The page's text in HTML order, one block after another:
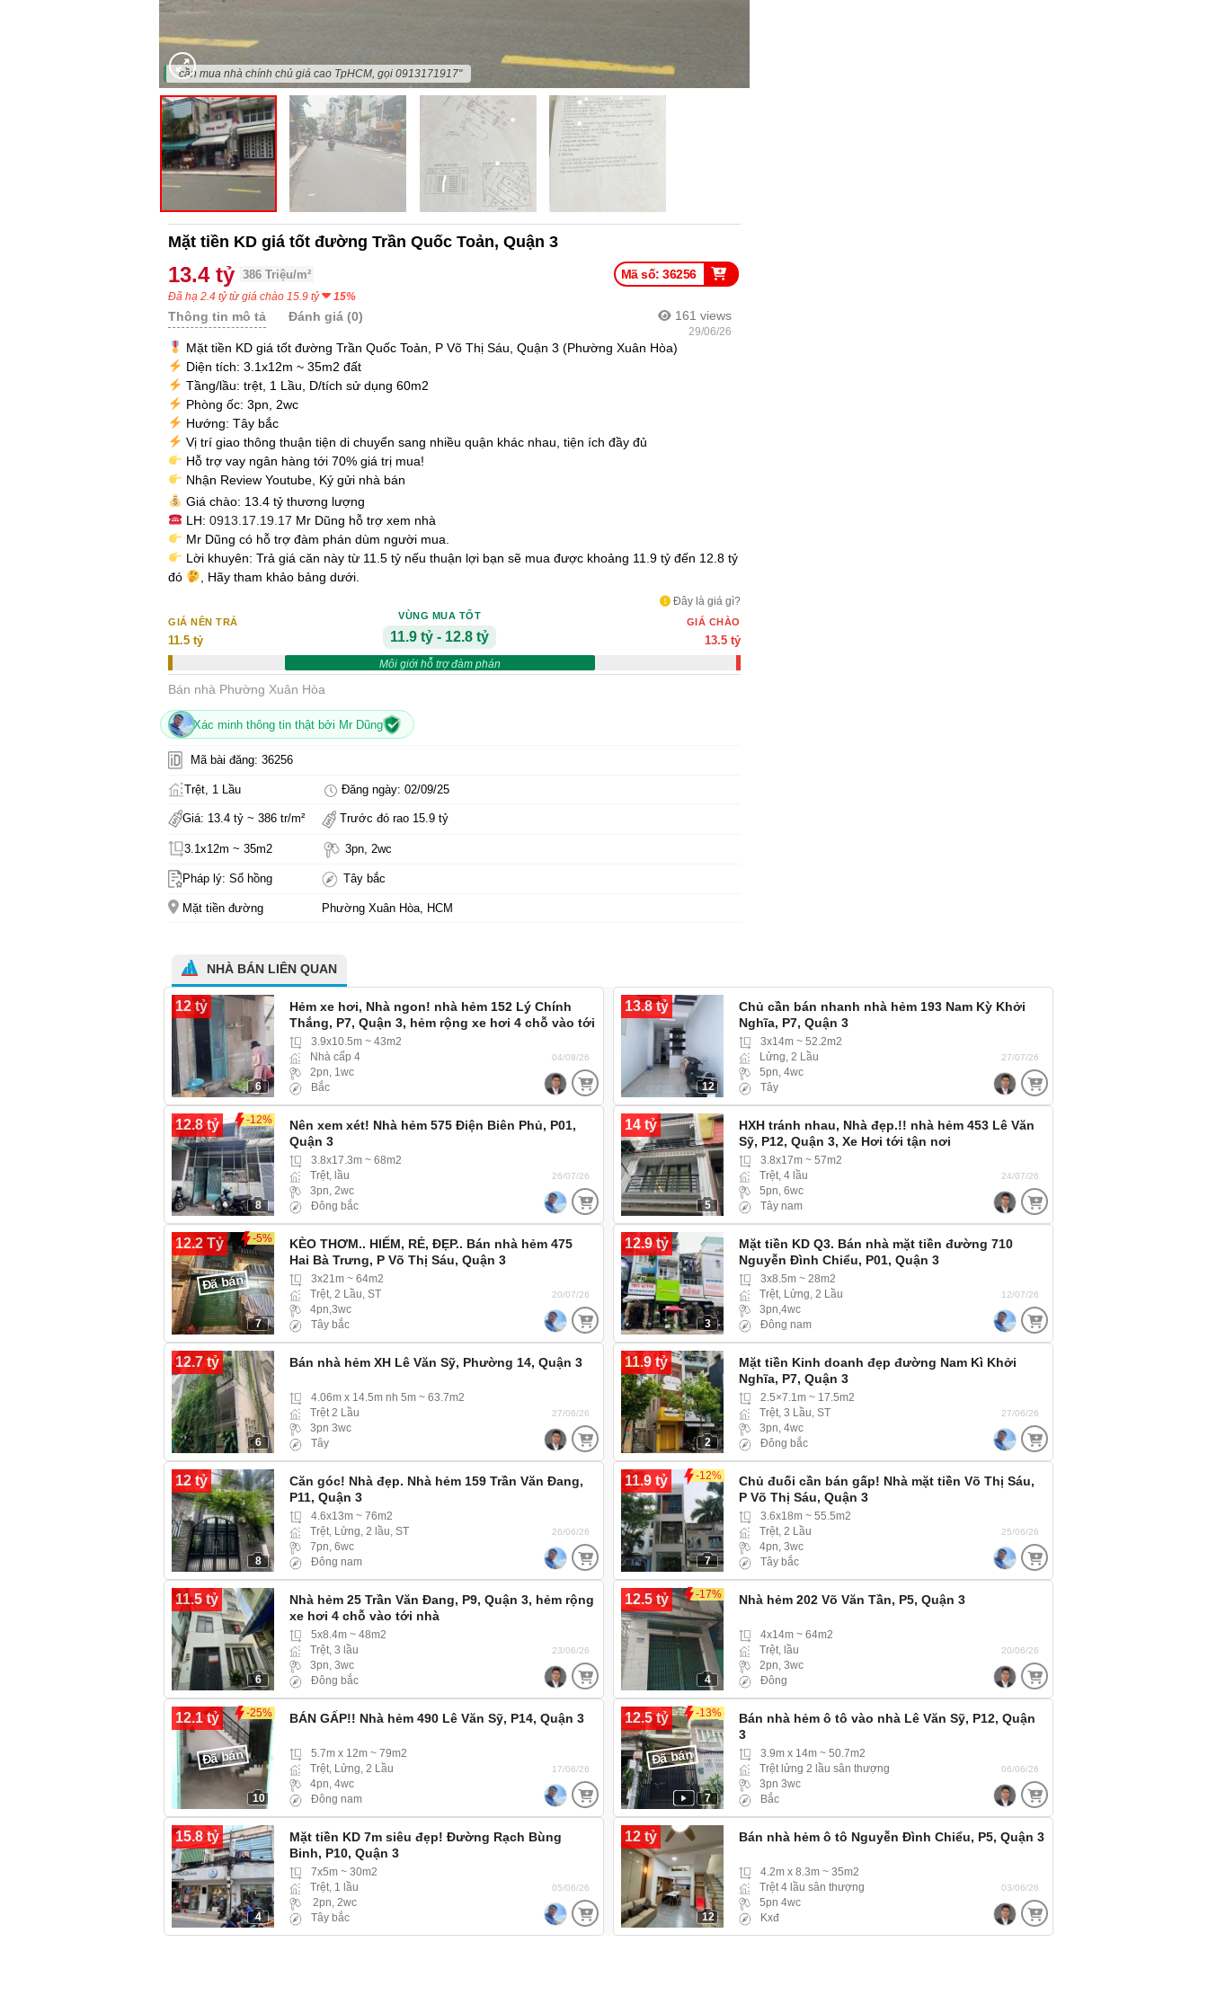
"cần mua nhà chính chủ giá cao TpHCM, gọi 0913171917"
Mặt tiền KD giá tốt đường Trần Quốc Toản, Quận 3
Mã số: 36256
13.4 tỷ 386 Triệu/m²
Đã hạ 2.4 tỷ từ giá chào 15.9 tỷ 15%
161 views
29/06/26
Thông tin mô tả Đánh giá (0)
Mặt tiền KD giá tốt đường Trần Quốc Toản, P Võ Thị Sáu, Quận 3 (Phường Xuân Hòa)
Diện tích: 3.1x12m ~ 35m2 đất
Tầng/lầu: trệt, 1 Lầu, D/tích sử dụng 60m2
Phòng ốc: 3pn, 2wc
Hướng: Tây bắc
Vị trí giao thông thuận tiện di chuyển sang nhiều quận khác nhau, tiện ích đầy đủ
Hỗ trợ vay ngân hàng tới 70% giá trị mua!
Nhận Review Youtube, Ký gửi nhà bán
Giá chào: 13.4 tỷ thương lượng
LH: 0913.17.19.17 Mr Dũng hỗ trợ xem nhà
Mr Dũng có hỗ trợ đàm phán dùm người mua.
Lời khuyên: Trả giá căn này từ 11.5 tỷ nếu thuận lợi bạn sẽ mua được khoảng 11.9 tỷ đến 12.8 tỷ
đó
, Hãy tham khảo bảng dưới.
Đây là giá gì?
GIÁ NÊN TRẢ
11.5 tỷ
VÙNG MUA TỐT
11.9 tỷ - 12.8 tỷ
Môi giới hỗ trợ đàm phán
GIÁ CHÀO
13.5 tỷ
Bán nhà Phường Xuân Hòa
Xác minh thông tin thật bởi Mr Dũng
Mã bài đăng: 36256
Trệt, 1 Lầu Đăng ngày: 02/09/25
Giá: 13.4 tỷ ~ 386 tr/m² Trước đó rao 15.9 tỷ
3.1x12m ~ 35m2 3pn, 2wc
Pháp lý: Sổ hồng Tây bắc
Mặt tiền đường Phường Xuân Hòa, HCM
NHÀ BÁN LIÊN QUAN
12 tỷ
6
Hẻm xe hơi, Nhà ngon! nhà hẻm 152 Lý Chính
Thắng, P7, Quận 3, hẻm rộng xe hơi 4 chỗ vào tới
nhà3.9x10.5m ~ 43m2
Nhà cấp 4
2pn, 1wc
Bắc
04/08/26
13.8 tỷ
12
Chủ cần bán nhanh nhà hẻm 193 Nam Kỳ Khởi
Nghĩa, P7, Quận 3
3x14m ~ 52.2m2
Lửng, 2 Lầu
5pn, 4wc
Tây
27/07/26
12.8 tỷ -12%
8
Nên xem xét! Nhà hẻm 575 Điện Biên Phủ, P01,
Quận 3
3.8x17.3m ~ 68m2
Trệt, lầu
3pn, 2wc
Đông bắc
26/07/26
14 tỷ
5
HXH tránh nhau, Nhà đẹp.!! nhà hẻm 453 Lê Văn
Sỹ, P12, Quận 3, Xe Hơi tới tận nơi
3.8x17m ~ 57m2
Trệt, 4 lầu
5pn, 6wc
Tây nam
24/07/26
12.2 Tỷ -5%
7
Đã bán
KÈO THƠM.. HIẾM, RẺ, ĐẸP.. Bán nhà hẻm 475
Hai Bà Trưng, P Võ Thị Sáu, Quận 3
3x21m ~ 64m2
Trệt, 2 Lầu, ST
4pn,3wc
Tây bắc
20/07/26
12.9 tỷ
3
Mặt tiền KD Q3. Bán nhà mặt tiền đường 710
Nguyễn Đình Chiểu, P01, Quận 3
3x8.5m ~ 28m2
Trệt, Lửng, 2 Lầu
3pn,4wc
Đông nam
12/07/26
12.7 tỷ
6
Bán nhà hẻm XH Lê Văn Sỹ, Phường 14, Quận 3
4.06m x 14.5m nh 5m ~ 63.7m2
Trệt 2 Lầu
3pn 3wc
Tây
27/06/26
11.9 tỷ
2
Mặt tiền Kinh doanh đẹp đường Nam Kì Khởi
Nghĩa, P7, Quận 3
2.5×7.1m ~ 17.5m2
Trệt, 3 Lầu, ST
3pn, 4wc
Đông bắc
27/06/26
12 tỷ
8
Căn góc! Nhà đẹp. Nhà hẻm 159 Trần Văn Đang,
P11, Quận 3
4.6x13m ~ 76m2
Trệt, Lửng, 2 lầu, ST
7pn, 6wc
Đông nam
26/06/26
11.9 tỷ -12%
7
Chủ đuối cần bán gấp! Nhà mặt tiền Võ Thị Sáu,
P Võ Thị Sáu, Quận 3
3.6x18m ~ 55.5m2
Trệt, 2 Lầu
4pn, 3wc
Tây bắc
25/06/26
11.5 tỷ
6
Nhà hẻm 25 Trần Văn Đang, P9, Quận 3, hẻm rộng
xe hơi 4 chỗ vào tới nhà
5x8.4m ~ 48m2
Trệt, 3 lầu
3pn, 3wc
Đông bắc
23/06/26
12.5 tỷ -17%
4
Nhà hẻm 202 Võ Văn Tần, P5, Quận 3
4x14m ~ 64m2
Trệt, lầu
2pn, 3wc
Đông
20/06/26
12.1 tỷ -25%
10
Đã bán
BÁN GẤP!! Nhà hẻm 490 Lê Văn Sỹ, P14, Quận 3
5.7m x 12m ~ 79m2
Trệt, Lửng, 2 Lầu
4pn, 4wc
Đông nam
17/06/26
12.5 tỷ -13%
7
Đã bán
Bán nhà hẻm ô tô vào nhà Lê Văn Sỹ, P12, Quận
3
3.9m x 14m ~ 50.7m2
Trệt lửng 2 lầu sân thượng
3pn 3wc
Bắc
06/06/26
15.8 tỷ
4
Mặt tiền KD 7m siêu đẹp! Đường Rạch Bùng
Binh, P10, Quận 3
7x5m ~ 30m2
Trệt, 1 lầu
2pn, 2wc
Tây bắc
05/06/26
12 tỷ
12
Bán nhà hẻm ô tô Nguyễn Đình Chiểu, P5, Quận 3
4.2m x 8.3m ~ 35m2
Trệt 4 lầu sân thượng
5pn 4wc
Kxđ
03/06/26